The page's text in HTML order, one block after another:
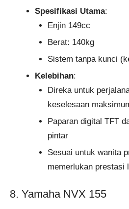
Spesifikasi Utama:
Enjin 149cc
Berat: 140kg
Sistem tanpa kunci
Kelebihan:
Direka untuk
keselesaan
Paparan digital TFT
pintar
Sesuai untuk wanita
memerlukan prestasi
8. Yamaha NVX 155